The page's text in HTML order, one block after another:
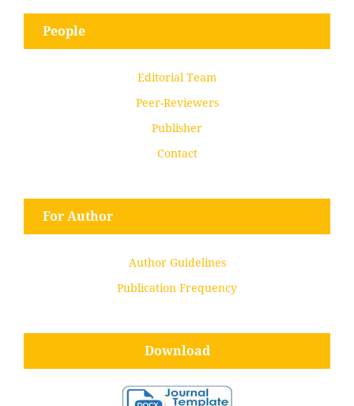
People
Editorial Team
Peer-Reviewers
Publisher
Contact
For Author
Author Guidelines
Publication Frequency
Download